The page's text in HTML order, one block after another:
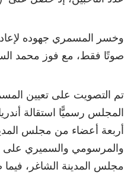
صوتًا فقط، مع فوز محمد
تم التصويت على تعيين
المجلس رسميًّا استقالة
أربعة أعضاء من مجلس
والمرسومي والسميري
مجلس المدينة الشاغر، فيما